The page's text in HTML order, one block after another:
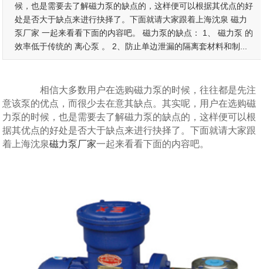
候，也是需要去了解磁力泵的缺点的，这样便可以根据其优点的好
处是否大于缺点来进行抉择了。下面就请大家跟着上海沈泉 磁力
泵厂家 一起来看看下面的内容吧。 磁力泵的缺点： 1、 磁力泵 的
效率低于传统的 离心泵 。 2、防止单边泄漏的隔离套材料和制...
相信大多数用户在选购磁力泵的时候，往往都是先注
意该泵的优点，而很少去在意其缺点。其实呢，用户在选购磁
力泵的时候，也是需要去了解磁力泵的缺点的，这样便可以根
据其优点的好处是否大于缺点来进行抉择了。下面就请大家跟
着上海沈泉磁力泵厂家一起来看看下面的内容吧。